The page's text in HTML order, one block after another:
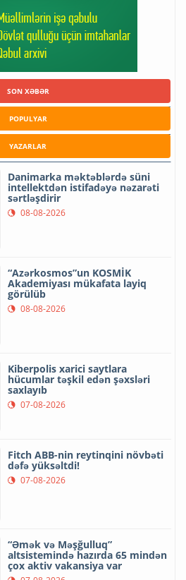
SON XƏBƏR
POPULYAR
YAZARLAR
Danimarka məktəblərdə süni
intellektdən istifadəyə nəzarəti
sərtləşdirir
08-08-2026
“Azərkosmos”un KOSMİK
Akademiyası mükafata layiq
görülüb
08-08-2026
Kiberpolis xarici saytlara
hücumlar təşkil edən şəxsləri
saxlayıb
07-08-2026
Fitch ABB-nin reytinqini növbəti
dəfə yüksəltdi!
07-08-2026
“Əmək və Məşğulluq”
altsistemində hazırda 65 mindən
çox aktiv vakansiya var